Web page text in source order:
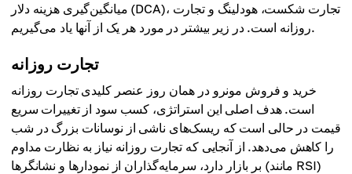
میانگین‌گیری هزینه دلار (DCA)، تجارت شکست، هودلینگ و تجارت
روزانه است. در زیر بیشتر در مورد هر یک از آنها یاد می‌گیریم.
تجارت روزانه
خرید و فروش مونرو در همان روز عنصر کلیدی تجارت روزانه
است. هدف اصلی این استراتژی، کسب سود از تغییرات سریع
قیمت در حالی است که ریسک‌های ناشی از نوسانات بزرگ در شب
را کاهش می‌دهد. از آنجایی که تجارت روزانه نیاز به نظارت مداوم
بر بازار دارد، سرمایه‌گذاران از نمودارها و نشانگرها (مانند RSI)